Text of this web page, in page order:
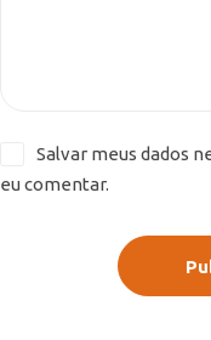
Salvar meus dados
eu comentar.